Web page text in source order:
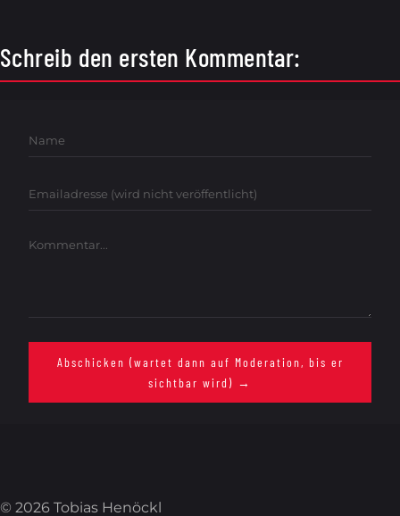
Schreib den ersten Kommentar:
Kommentar
Abschicken (wartet dann auf Moderation, bis er
sichtbar wird) →
© 2026 Tobias Henöckl